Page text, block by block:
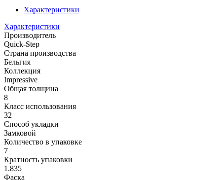
Характеристики
Характеристики
Производитель
Quick-Step
Страна производства
Бельгия
Коллекция
Impressive
Общая толщина
8
Класс использования
32
Способ укладки
Замковой
Количество в упаковке
7
Кратность упаковки
1.835
Фаска